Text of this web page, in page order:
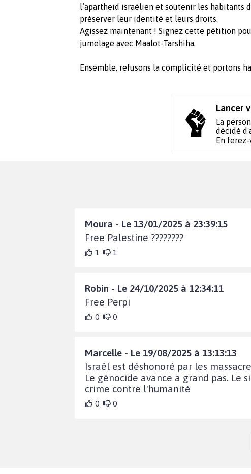
l’apartheid israélien et soutenir les habitants
préserver leur identité et leurs droits.
Agissez maintenant ! Signez cette pétition
jumelage avec Maalot-Tarshiha.
Ensemble, refusons la complicité et portons
Lancer
La
décidé
En
Moura - Le 13/01/2025 à 23:39:15
Free Palestine ????????
1 1
Robin - Le 24/10/2025 à 12:34:11
Free Perpi
0 0
Marcelle - Le 19/08/2025 à 13:13:13
Israël est déshonoré par les
Le génocide avance a grand pas. Le
crime contre l'humanité
0 0